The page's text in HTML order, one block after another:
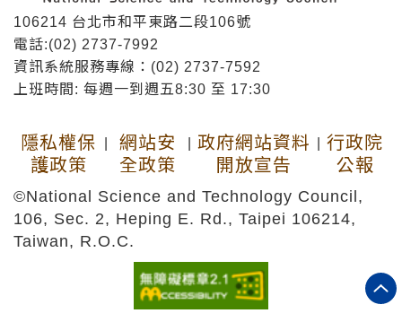
106214 台北市和平東路二段106號
電話:(02) 2737-7992
資訊系統服務專線：(02) 2737-7592
上班時間: 每週一到週五8:30 至 17:30
隱私權保
護政策
網站安
全政策
政府網站資料
開放宣告
行政院
公報
©National Science and Technology Council,
106, Sec. 2, Heping E. Rd., Taipei 106214,
Taiwan, R.O.C.